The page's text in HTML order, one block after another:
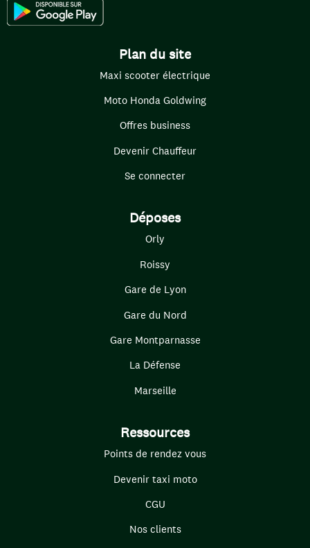
Plan du site
Maxi scooter électrique
Moto Honda Goldwing
Offres business
Devenir Chauffeur
Se connecter
Déposes
Orly
Roissy
Gare de Lyon
Gare du Nord
Gare Montparnasse
La Défense
Marseille
Ressources
Points de rendez vous
Devenir taxi moto
CGU
Nos clients